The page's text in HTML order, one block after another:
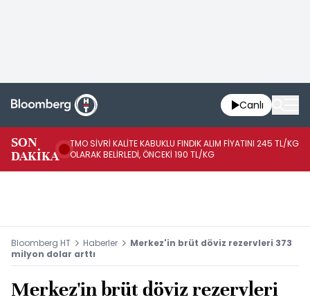
Canlı
SON
DAKİKA
TMO SİVRİ KALİTE KABUKLU FINDIK ALIM FİYATINI 245 TL/KG
OLARAK BELİRLEDİ, ÖNCEKİ 190 TL/KG
Bloomberg HT Haberler
Merkez'in brüt döviz rezervleri 373
milyon dolar arttı
Merkez'in brüt döviz rezervleri